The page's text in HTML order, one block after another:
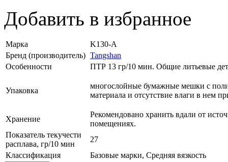
Добавить в избранное
Марка
K130-A
Бренд (производитель) Tangshan
Особенности
ПТР 13 гр/10 мин. Общие литьевые
Упаковка
многослойные бумажные мешки с
материала и отсутствие влаги в нем
Хранение
Рекомендовано хранить вдали от
помещениях.
Показатель текучести
расплава, гр/10 мин
27
Классификация
Базовые марки, Средняя вязкость